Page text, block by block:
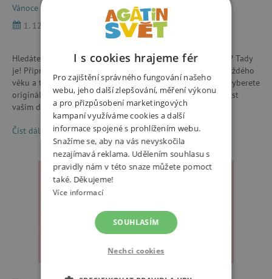
Vánoce
1. 12. 2025
10 minut
Hledáte vánoční inspiraci z Agátina světa na jednom místě? Tady
je! Připravili jsme pro vás tipy na vánoční dárky pro děti každého
věku a tipy na oblíbené značky. V Agátině světě rozhodně vyberete
originální dárky, které udělají pod stromečkem velkou radost
vašim dětem ...
Číst dále
I s cookies hrajeme fér
Pro zajištění správného fungování našeho
webu, jeho další zlepšování, měření výkonu
a pro přizpůsobení marketingových
kampaní využíváme cookies a další
informace spojené s prohlížením webu.
Snažíme se, aby na vás nevyskočila
nezajímavá reklama. Udělením souhlasu s
pravidly nám v této snaze můžete pomoct
také. Děkujeme!
Více informací
SOUHLASÍM
Nechci cookies